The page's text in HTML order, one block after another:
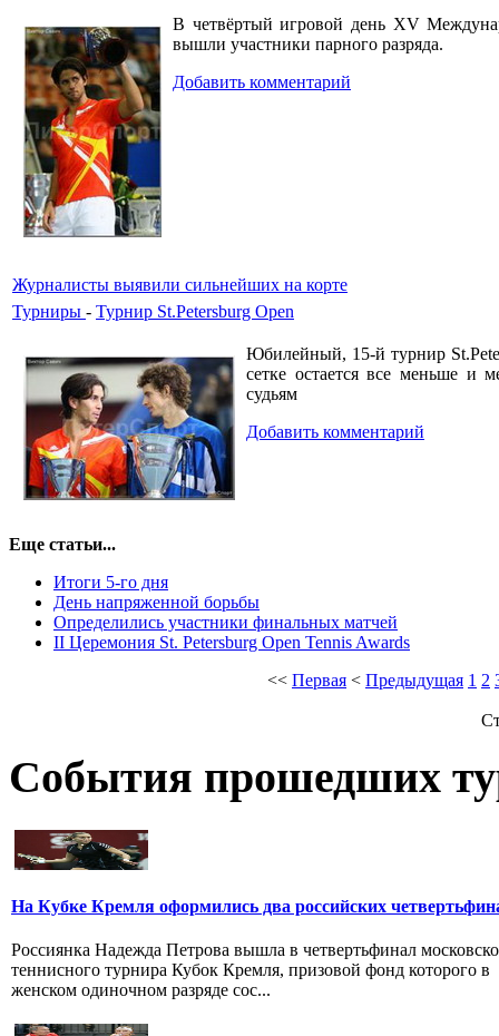
В четвёртый игровой день XV
вышли участники парного разряда.
Добавить комментарий
Журналисты выявили сильнейших на корте
Турниры - Турнир St.Petersburg Open
Юбилейный, 15-й турнир
сетке остается все меньше и
судьям
Добавить комментарий
Еще статьи...
Итоги 5-го дня
День напряженной борьбы
Определились участники финальных матчей
II Церемония St. Petersburg Open Tennis Awards
<< Первая < Предыдущая 1 2
События прошедших
На Кубке Кремля оформились два российских
Россиянка Надежда Петрова вышла в четвертьфинал
теннисного турнира Кубок Кремля, призовой фонд которого в
женском одиночном разряде сос...